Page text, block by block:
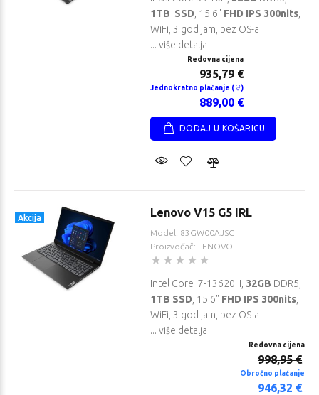
1TB SSD , 15.6" FHD IPS 300nits
WiFi, 3 god jam, bez OS-a
... više detalja
Redovna cijena
935,79 €
Jednokratno plaćanje ( )
889,00 €
DODAJ U KOŠARICU
Akcija Lenovo V15 G5 IRL
Model: 83GW00AJSC
Proizvođač: LENOVO
Intel Core i7-13620H, 32GB DDR5,
1TB SSD , 15.6" FHD IPS 300nits
WiFi, 3 god jam, bez OS-a
... više detalja
Redovna cijena
998,95 €
Obročno plaćanje
946,32 €